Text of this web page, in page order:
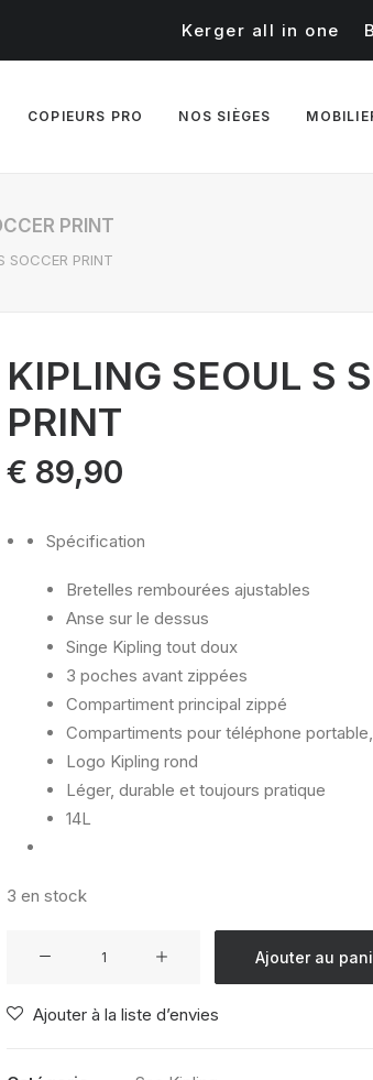
Kerger all in one
COPIEURS PRO NOS SIÈGES
PRINT
SOCCER PRINT
KIPLING SEOUL S
PRINT
€ 89,90
Spécification
Bretelles rembourées ajustables
Anse sur le dessus
Singe Kipling tout doux
3 poches avant zippées
Compartiment principal zippé
Compartiments pour téléphone
Logo Kipling rond
Léger, durable et toujours pratique
14L
3 en stock
SEOUL
SOCCER
Ajouter au
Ajouter à la liste d’envies